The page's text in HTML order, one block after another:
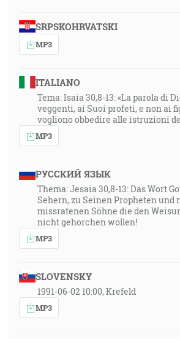
SRPSKOHRVATSKI
MP3
ITALIANO
Tema: Isaia 30,8-13: «La parola di
veggenti, ai Suoi profeti, e non ai
vogliono obbedire alle istruzioni
MP3
РУССКИЙ ЯЗЫК
Thema: Jesaia 30,8-13: Das Wort
Sehern, zu Seinen Propheten und
missratenen Söhne die den
nicht gehorchen wollen!
MP3
SLOVENSKY
1991-06-02 10:00, Krefeld
MP3